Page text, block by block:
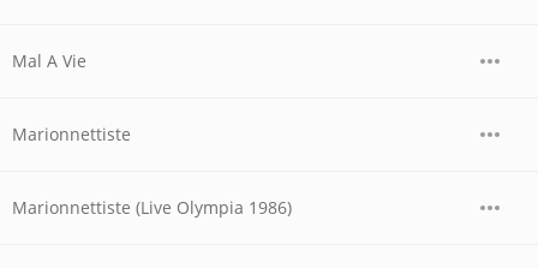
Mal A Vie
Marionnettiste
Marionnettiste (Live Olympia 1986)